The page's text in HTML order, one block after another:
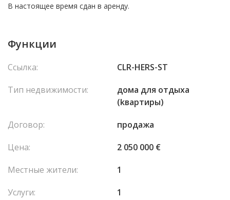
В настоящее время сдан в аренду.
Функции
Ссылка:
CLR-HERS-ST
Тип недвижимости:
домa для отдыха
(kвартиры)
Договор:
продажа
Цена:
2 050 000 €
Местные жители:
1
Услуги:
1